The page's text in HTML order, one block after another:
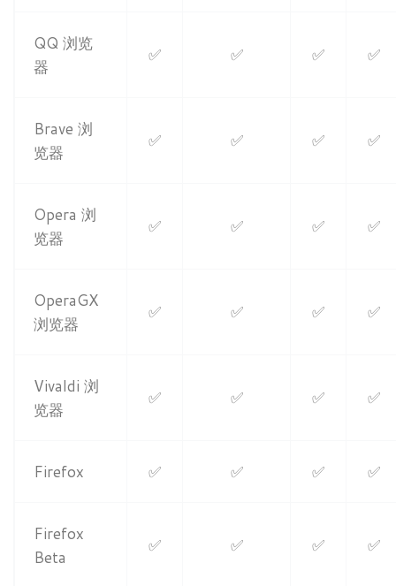
QQ 浏览
器
✅ ✅ ✅ ✅
Brave 浏
览器
✅ ✅ ✅ ✅
Opera 浏
览器
✅ ✅ ✅ ✅
OperaGX
浏览器
✅ ✅ ✅ ✅
Vivaldi 浏
览器
✅ ✅ ✅ ✅
Firefox ✅ ✅ ✅ ✅
Firefox
Beta
✅ ✅ ✅ ✅